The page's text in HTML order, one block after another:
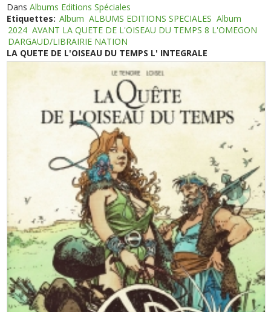
DansAlbums Editions Spéciales
Etiquettes: Album ALBUMS EDITIONS SPECIALES Album
2024 AVANT LA QUETE DE L'OISEAU DU TEMPS 8 L'OMEGON
DARGAUD/LIBRAIRIE NATION
LA QUETE DE L'OISEAU DU TEMPS L' INTEGRALE